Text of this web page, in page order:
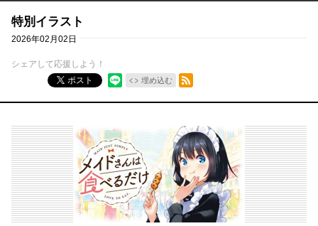
特別イラスト
2026年02月02日
シェアして応援しよう！
ポスト
埋め込む
RSSフィード